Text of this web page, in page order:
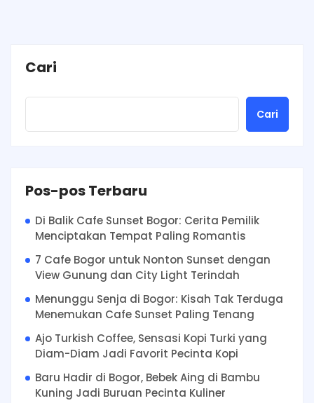
Cari
Cari
Pos-pos Terbaru
Di Balik Cafe Sunset Bogor: Cerita Pemilik
Menciptakan Tempat Paling Romantis
7 Cafe Bogor untuk Nonton Sunset dengan
View Gunung dan City Light Terindah
Menunggu Senja di Bogor: Kisah Tak Terduga
Menemukan Cafe Sunset Paling Tenang
Ajo Turkish Coffee, Sensasi Kopi Turki yang
Diam-Diam Jadi Favorit Pecinta Kopi
Baru Hadir di Bogor, Bebek Aing di Bambu
Kuning Jadi Buruan Pecinta Kuliner